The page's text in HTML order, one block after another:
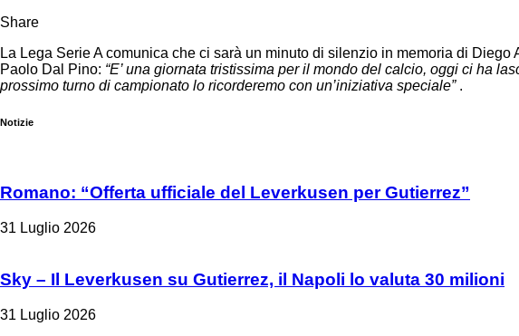
Share
La Lega Serie A comunica che ci sarà un minuto di silenzio in memoria di
Paolo Dal Pino: “E’ una giornata tristissima per il mondo del calcio, oggi ci ha
prossimo turno di campionato lo ricorderemo con un’iniziativa speciale”.
Notizie
Romano: “Offerta ufficiale del Leverkusen per Gutierrez”
31 Luglio 2026
Sky – Il Leverkusen su Gutierrez, il Napoli lo valuta 30 milioni
31 Luglio 2026